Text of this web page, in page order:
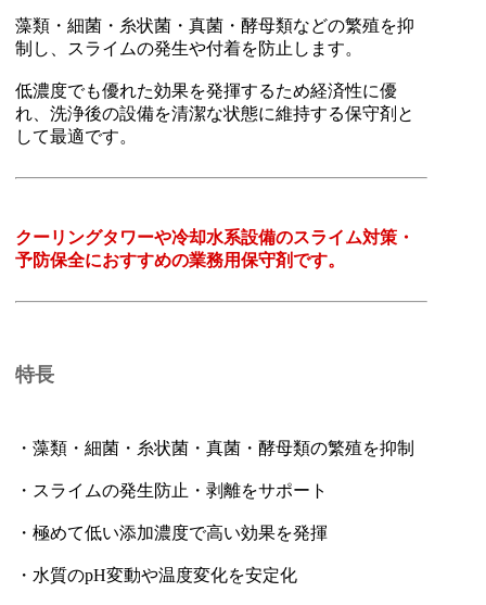
藻類・細菌・糸状菌・真菌・酵母類などの繁殖を抑
制し、スライムの発生や付着を防止します。
低濃度でも優れた効果を発揮するため経済性に優
れ、洗浄後の設備を清潔な状態に維持する保守剤と
して最適です。
クーリングタワーや冷却水系設備のスライム対策・
予防保全におすすめの業務用保守剤です。
特長
・藻類・細菌・糸状菌・真菌・酵母類の繁殖を抑制
・スライムの発生防止・剥離をサポート
・極めて低い添加濃度で高い効果を発揮
・水質のpH変動や温度変化を安定化